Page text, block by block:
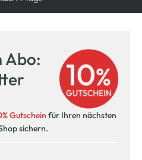
Abo:
Gutschein für Ihren nächsten
sichern.